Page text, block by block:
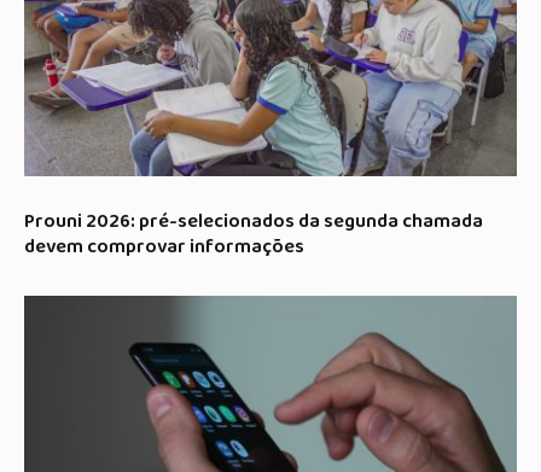
Prouni 2026: pré-selecionados da segunda chamada
devem comprovar informações